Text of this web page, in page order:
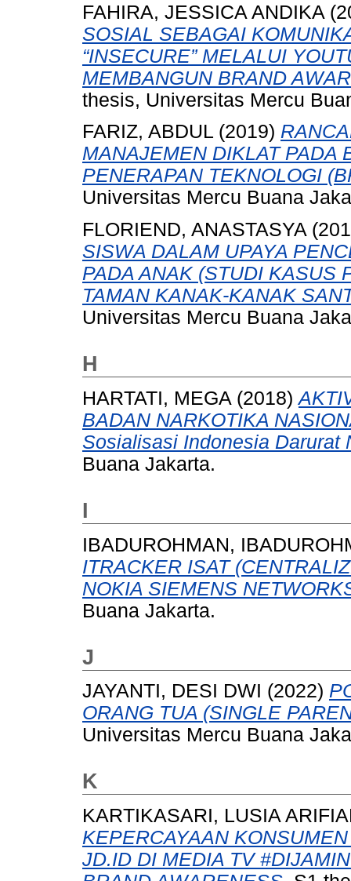
FAHIRA, JESSICA ANDIKA
SOSIAL SEBAGAI
“INSECURE” MELALUI
MEMBANGUN BRAND
thesis, Universitas Mercu
FARIZ, ABDUL (2019)
MANAJEMEN DIKLAT PADA
PENERAPAN TEKNOLOGI
Universitas Mercu Buana
FLORIEND, ANASTASYA
SISWA DALAM UPAYA
PADA ANAK (STUDI KASUS
TAMAN KANAK-KANAK
Universitas Mercu Buana
H
HARTATI, MEGA (2018)
BADAN NARKOTIKA
Sosialisasi Indonesia Darurat
Buana Jakarta.
I
IBADUROHMAN,
ITRACKER ISAT
NOKIA SIEMENS
Buana Jakarta.
J
JAYANTI, DESI DWI (2022)
ORANG TUA (SINGLE
Universitas Mercu Buana
K
KARTIKASARI, LUSIA
KEPERCAYAAN
JD.ID DI MEDIA TV